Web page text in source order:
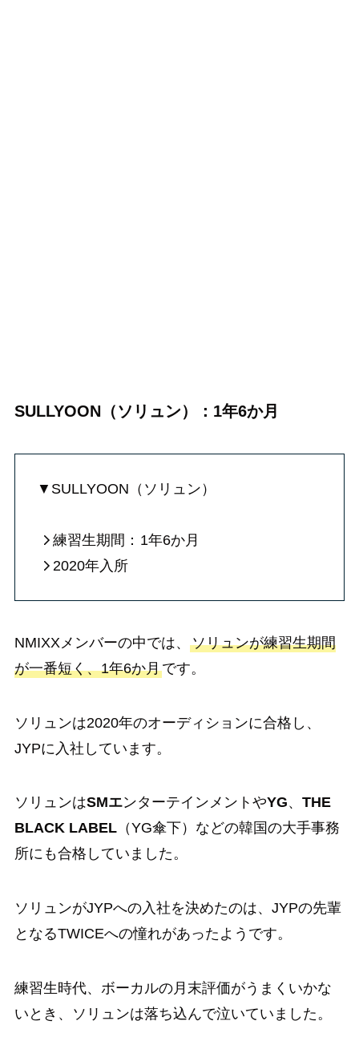
SULLYOON（ソリュン）：1年6か月
▼SULLYOON（ソリュン）
練習生期間： 1年6か月
2020年入所
NMIXXメンバーの中では、 ソリュンが練習生期間
が一番短く、1年6か月です。
ソリュンは2020年のオーディションに合格し、
JYPに入社しています。
ソリュンはSMエンターテインメントやYG、 THE
BLACK LABEL（YG傘下）などの韓国の大手事務
所にも合格していました。
ソリュンがJYPへの入社を決めたのは、JYPの先輩
となるTWICEへの憧れがあったようです。
練習生時代、ボーカルの月末評価がうまくいかな
いとき、ソリュンは落ち込んで泣いていました。